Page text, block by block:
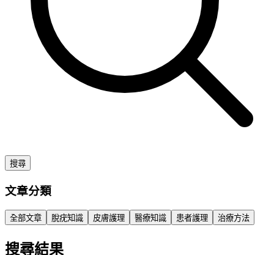
搜尋
文章分類
全部文章 脫疣知識 皮膚護理 醫療知識 患者護理 治療方法
搜尋結果